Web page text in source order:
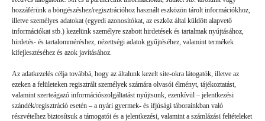
hozzáférünk a böngészéshez/regisztrációhoz használt eszközön tárolt információkhoz,
illetve személyes adatokat (egyedi azonosítókat, az eszköz által küldött alapvető
információkat stb.) kezelünk személyre szabott hirdetések és tartalmak nyújtásához,
hirdetés- és tartalomméréshez, nézettségi adatok gyűjtéséhez, valamint termékek
kifejlesztéséhez és azok javításához.
Az adatkezelés célja továbbá, hogy az általunk kezelt site-okra látogatók, illetve az
ezeken a felületeken regisztrált személyek számára olvasói élményt, tájékoztatást,
valamint szerteágazó információszolgáltatást nyújtsunk, ezenkívül – jelentkezési
szándék/regisztráció esetén – a nyári gyermek- és ifjúsági táborainkban való
részvételhez biztosítsuk a támogatói és a jelentkezési, valamint a számlázási feltételeket